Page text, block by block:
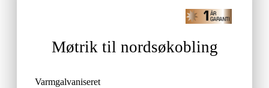
Møtrik til nordsøkobling
Varmgalvaniseret